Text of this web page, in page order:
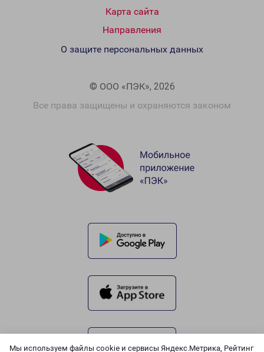
Мы используем файлы cookie и сервисы Яндекс.Метрика, Рейтинг
Карта сайта
Направления
© ООО «ПЭК», 2026
Все права защищены и охраняются законом
О защите персональных данных